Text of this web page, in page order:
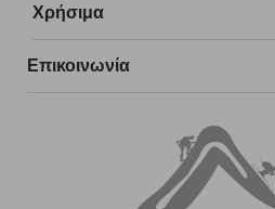
Χρήσιμα
Επικοινωνία